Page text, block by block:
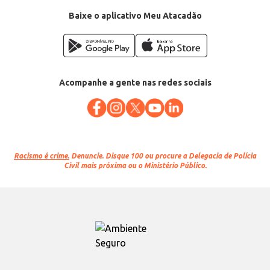
Baixe o aplicativo Meu Atacadão
Acompanhe a gente nas redes sociais
Racismo é crime. Denuncie. Disque 100 ou procure a Delegacia de Polícia
Civil mais próxima ou o Ministério Público.